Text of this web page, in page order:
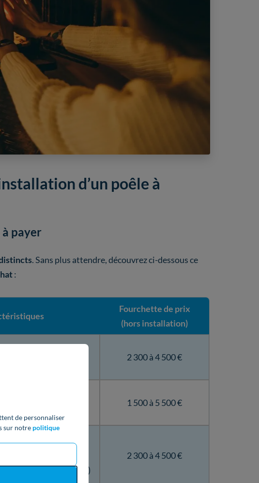
de personnaliser
sur notre politique
d’un poêle à
à payer
. Sans plus attendre, découvrez ci-dessous ce
:
Fourchette de prix
(hors installation)
de la chaleur)
2 300 à 4 500 €
et uniforme de la
1 500 à 5 500 €
dans des pièces
dans chaque pièce)
2 300 à 4 500 €